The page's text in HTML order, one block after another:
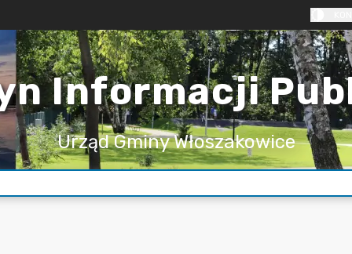
Informacji
Urząd Gminy Włoszakowice